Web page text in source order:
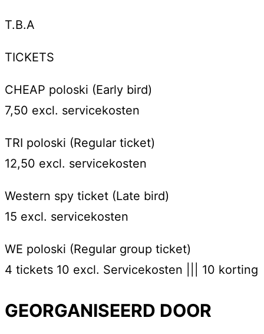
T.B.A
TICKETS
CHEAP poloski (Early bird)
7,50 excl. servicekosten
TRI poloski (Regular ticket)
12,50 excl. servicekosten
Western spy ticket (Late bird)
15 excl. servicekosten
WE poloski (Regular group ticket)
4 tickets 10 excl. Servicekosten ||| 10 korting
GEORGANISEERD DOOR